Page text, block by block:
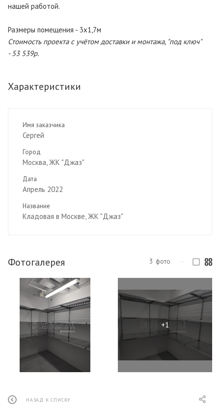
нашей работой.
Размеры помещения - 3x1,7м
Стоимость проекта с учётом доставки и монтажа, "под ключ"
-53 539р.
Характеристики
Имя заказчика
Сергей
Город
Москва, ЖК "Джаз"
Дата
Апрель 2022
Название
Кладовая в Москве, ЖК "Джаз"
Фотогалерея 3 фото
НАЗАД К СПИСКУ